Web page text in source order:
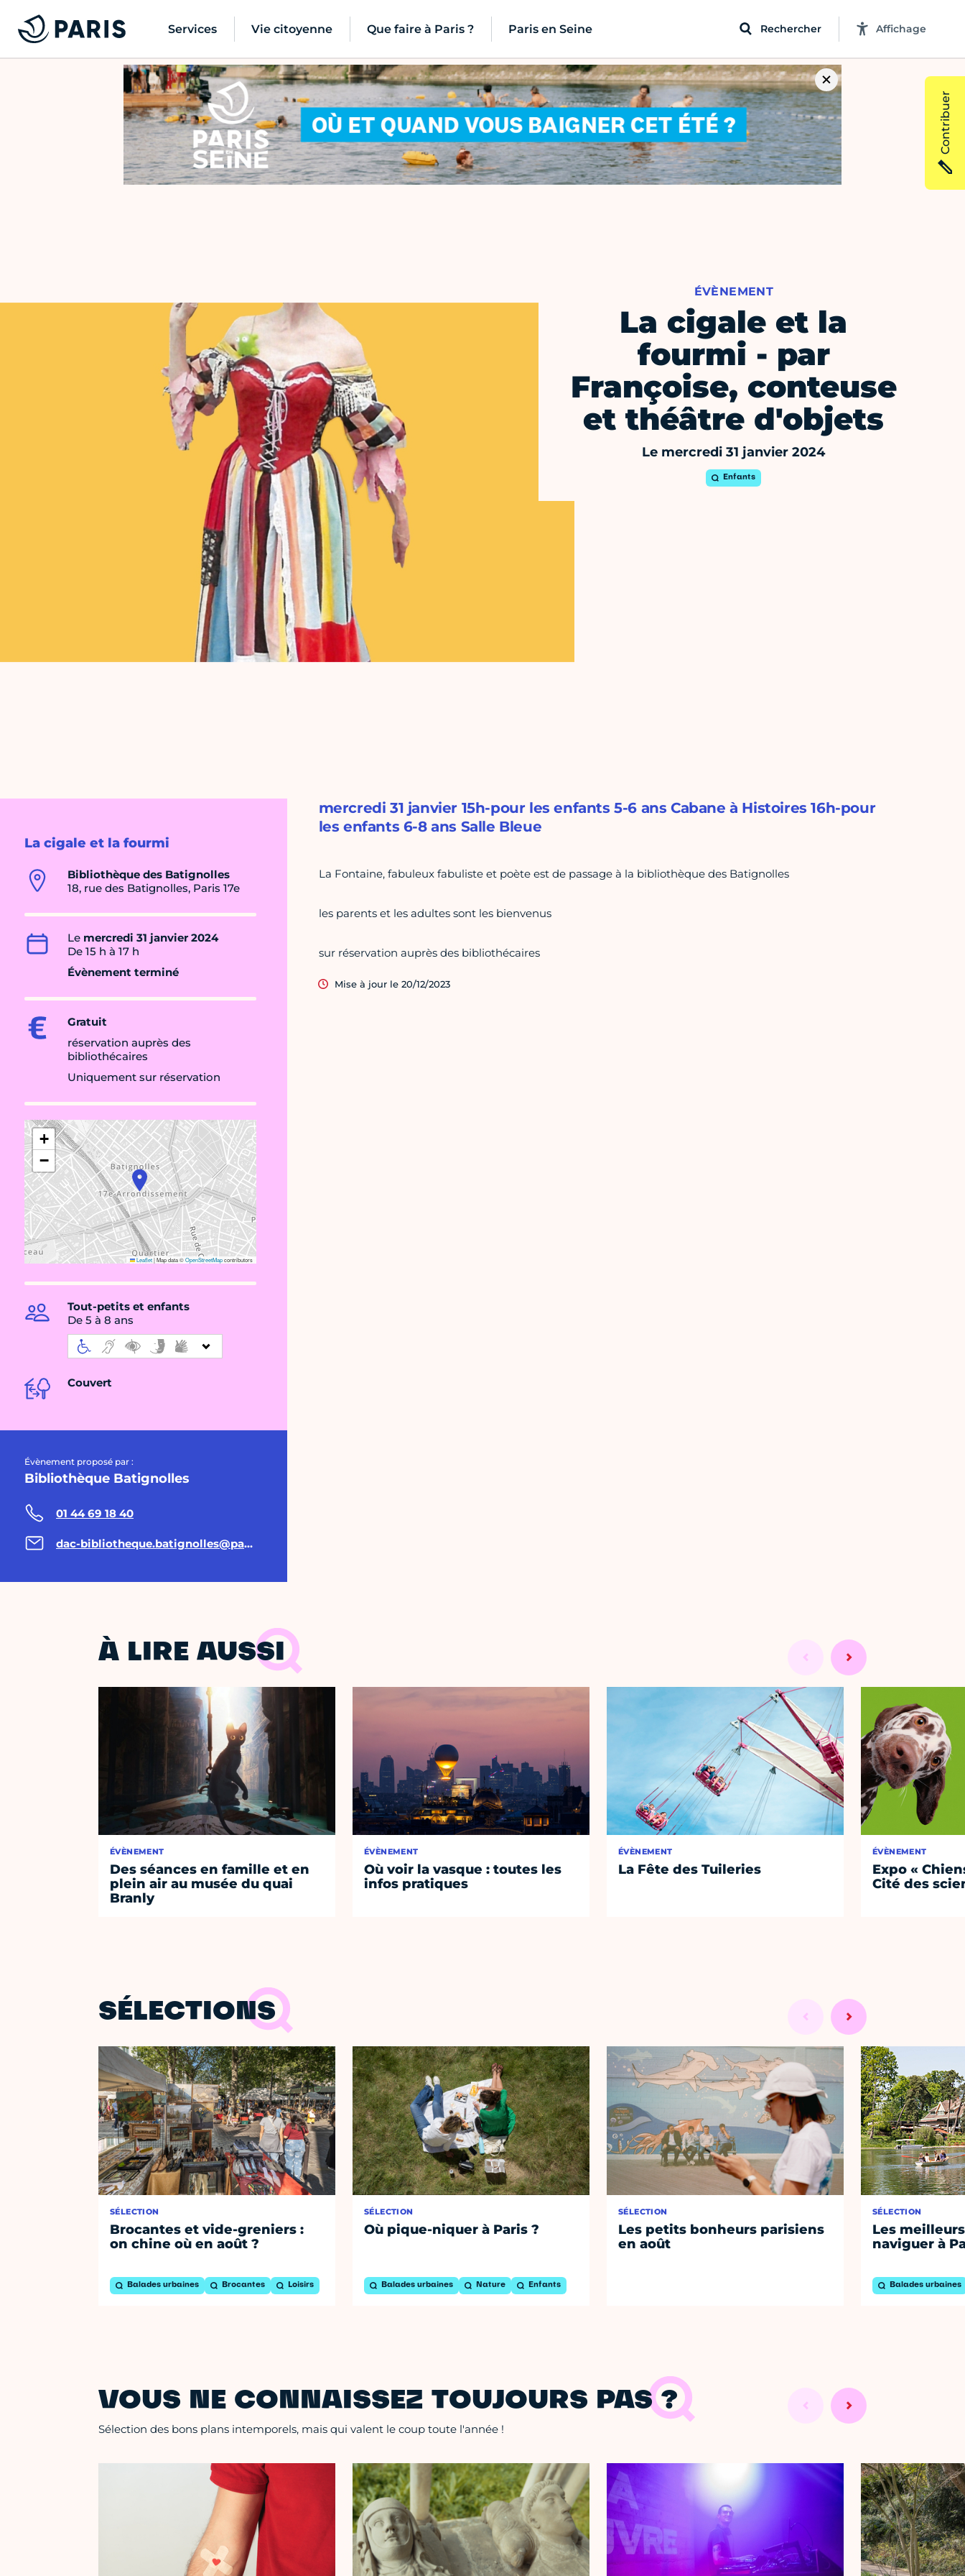
Services Vie citoyenne Que faire à Paris ? Paris en Seine Rechercher Affichage
ÉVÈNEMENT
La cigale et la
fourmi - par
Françoise, conteuse
et théâtre d'objets
Le mercredi 31 janvier 2024
Enfants
La cigale et la fourmi
Bibliothèque des Batignolles
18, rue des Batignolles, Paris 17e
Le mercredi 31 janvier 2024
De 15 h à 17 h
Évènement terminé
Gratuit
réservation auprès des
bibliothécaires
Uniquement sur réservation
+
−
Leaflet|Map data ©OpenStreetMapcontributors
Tout-petits et enfants
De 5 à 8 ans
Couvert
Évènement proposé par :
Bibliothèque Batignolles
01 44 69 18 40
dac-bibliotheque.batignolles@paris.fr
mercredi 31 janvier 15h-pour les enfants 5-6 ans Cabane à Histoires 16h-pour
les enfants 6-8 ans Salle Bleue
La Fontaine, fabuleux fabuliste et poète est de passage à la bibliothèque des Batignolles
les parents et les adultes sont les bienvenus
sur réservation auprès des bibliothécaires
Mise à jour le 20/12/2023
À LIRE AUSSI
ÉVÈNEMENT
Des séances en famille et en
plein air au musée du quai
Branly
ÉVÈNEMENT
Où voir la vasque : toutes les
infos pratiques
ÉVÈNEMENT
La Fête des Tuileries
ÉVÈNEMENT
Expo «
Cité des
SÉLECTIONS
SÉLECTION
Brocantes et vide-greniers :
on chine où en août ?
Balades urbaines Brocantes Loisirs
SÉLECTION
Où pique-niquer à Paris ?
Balades urbaines Nature Enfants
SÉLECTION
Les petits bonheurs parisiens
en août
SÉLECTION
Les
naviguer à
Balades urbaines
VOUS NE CONNAISSEZ TOUJOURS PAS ?
Sélection des bons plans intemporels, mais qui valent le coup toute l'année !
Contribuer